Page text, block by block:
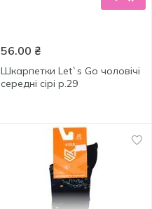
56.00 ₴
Шкарпетки Let`s Go чоловічі
середні сірі р.29